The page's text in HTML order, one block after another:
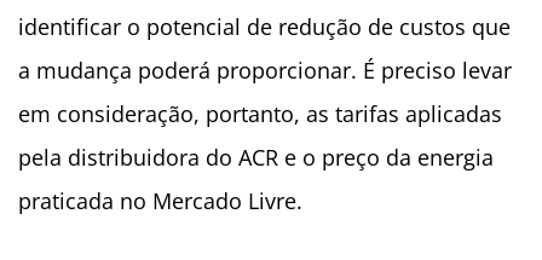
identificar o potencial de redução de custos que
a mudança poderá proporcionar. É preciso levar
em consideração, portanto, as tarifas aplicadas
pela distribuidora do ACR e o preço da energia
praticada no Mercado Livre.